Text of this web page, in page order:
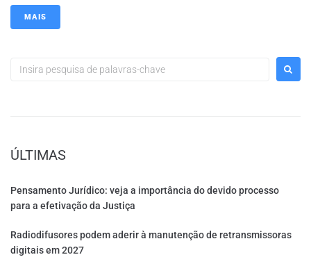
MAIS
ÚLTIMAS
Pensamento Jurídico: veja a importância do devido processo
para a efetivação da Justiça
Radiodifusores podem aderir à manutenção de retransmissoras
digitais em 2027